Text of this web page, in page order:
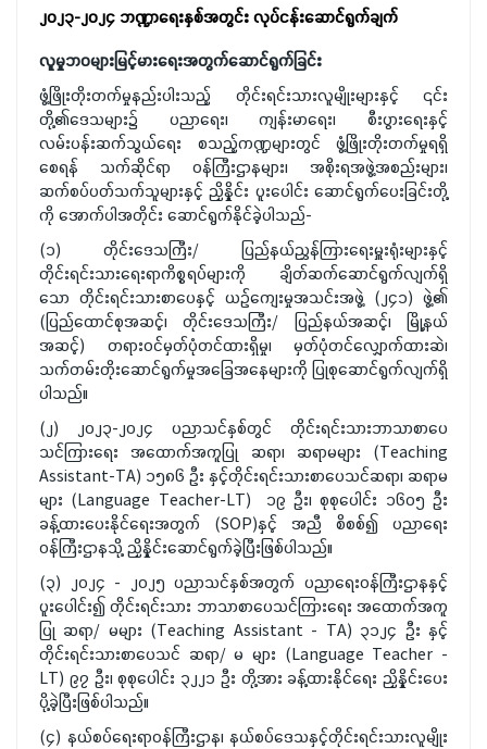
၂၀၂၃-၂၀၂၄ ဘဏ္ဍာရေးနှစ်အတွင်း လုပ်ငန်းဆောင်ရွက်ချက်
လူမှုဘဝများမြင့်မားရေးအတွက်ဆောင်ရွက်ခြင်း
ဖွံ့ဖြိုးတိုးတက်မှုနည်းပါးသည့် တိုင်းရင်းသားလူမျိုးများနှင့် ၎င်း
တို့၏ဒေသများ၌ ပညာရေး၊ ကျန်းမာရေး၊ စီးပွားရေးနှင့်
လမ်းပန်းဆက်သွယ်ရေး စသည့်ကဏ္ဍများတွင် ဖွံ့ဖြိုးတိုးတက်မှုရရှိ
စေရန် သက်ဆိုင်ရာ ဝန်ကြီးဌာနများ၊ အစိုးရအဖွဲ့အစည်းများ၊
ဆက်စပ်ပတ်သက်သူများနှင့် ညှိနှိုင်း ပူးပေါင်း ဆောင်ရွက်ပေးခြင်းတို့
ကို အောက်ပါအတိုင်း ဆောင်ရွက်နိုင်ခဲ့ပါသည်-
(၁) တိုင်းဒေသကြီး/ ပြည်နယ်ညွှန်ကြားရေးမှူးရုံးများနှင့်
တိုင်းရင်းသားရေးရာကိစ္စရပ်များကို ချိတ်ဆက်ဆောင်ရွက်လျက်ရှိ
သော တိုင်းရင်းသားစာပေနှင့် ယဉ်ကျေးမှုအသင်းအဖွဲ့ (၂၄၁) ဖွဲ့၏
(ပြည်ထောင်စုအဆင့်၊ တိုင်းဒေသကြီး/ ပြည်နယ်အဆင့်၊ မြို့နယ်
အဆင့်) တရားဝင်မှတ်ပုံတင်ထားရှိမှု၊ မှတ်ပုံတင်လျှောက်ထားဆဲ၊
သက်တမ်းတိုးဆောင်ရွက်မှုအခြေအနေများကို ပြုစုဆောင်ရွက်လျက်ရှိ
ပါသည်။
(၂) ၂၀၂၃-၂၀၂၄ ပညာသင်နှစ်တွင် တိုင်းရင်းသားဘာသာစာပေ
သင်ကြားရေး အထောက်အကူပြု ဆရာ၊ ဆရာမများ (Teaching
Assistant-TA) ၁၅၈၆ ဦး နှင့်တိုင်းရင်းသားစာပေသင်ဆရာ၊ ဆရာမ
များ (Language Teacher-LT) ၁၉ ဦး၊ စုစုပေါင်း ၁၆၀၅ ဦး
ခန့်ထားပေးနိုင်ရေးအတွက် (SOP)နှင့် အညီ စိစစ်၍ ပညာရေး
ဝန်ကြီးဌာနသို့ ညှိနှိုင်းဆောင်ရွက်ခဲ့ပြီးဖြစ်ပါသည်။
(၃) ၂၀၂၄ - ၂၀၂၅ ပညာသင်နှစ်အတွက် ပညာရေးဝန်ကြီးဌာနနှင့်
ပူးပေါင်း၍ တိုင်းရင်းသား ဘာသာစာပေသင်ကြားရေး အထောက်အကူ
ပြု ဆရာ/ မများ (Teaching Assistant - TA) ၃၁၂၄ ဦး နှင့်
တိုင်းရင်းသားစာပေသင် ဆရာ/ မ များ (Language Teacher -
LT) ၉၇ ဦး၊ စုစုပေါင်း ၃၂၂၁ ဦး တို့အား ခန့်ထားနိုင်ရေး ညှိနှိုင်းပေး
ပို့ခဲ့ပြီးဖြစ်ပါသည်။
(၄) နယ်စပ်ရေးရာဝန်ကြီးဌာန၊ နယ်စပ်ဒေသနှင့်တိုင်းရင်းသားလူမျိုး